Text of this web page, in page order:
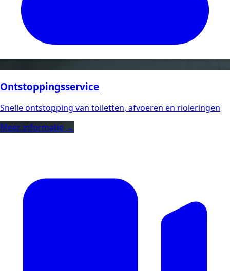
Ontstoppingsservice
Snelle ontstopping van toiletten, afvoeren en rioleringen
Meer informatie →